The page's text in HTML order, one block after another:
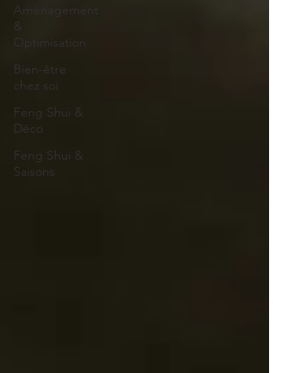
Aménagement
&
Optimisation
Bien-être
chez soi
Feng Shui &
Déco
Feng Shui &
Saisons